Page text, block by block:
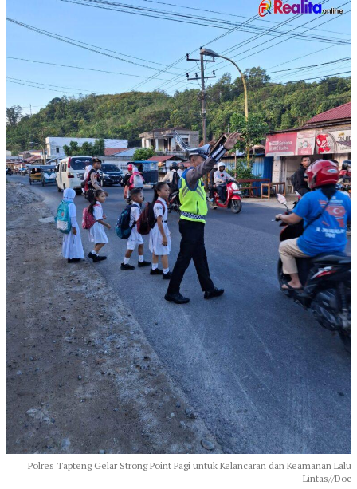
Polres Tapteng Gelar Strong Point Pagi untuk Kelancaran dan Keamanan Lalu
Lintas//Doc